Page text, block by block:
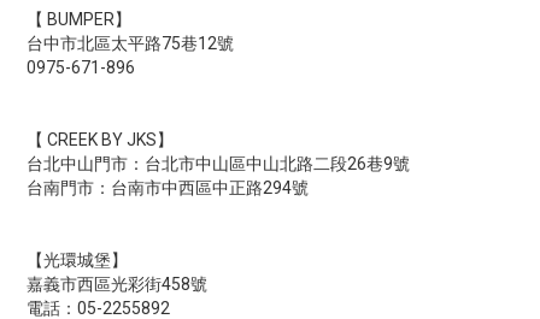
【 BUMPER】
台中市北區太平路75巷12號
0975-671-896
【 CREEK BY JKS】
台北中山門市：台北市中山區中山北路二段26巷9號
台南門市：台南市中西區中正路294號
【光環城堡】
嘉義市西區光彩街458號
電話：05-2255892